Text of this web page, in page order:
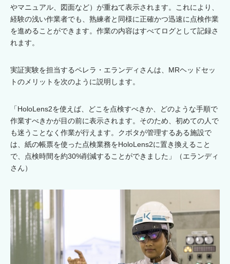
やマニュアル、図面など）が重ねて表示されます。これにより、
経験の浅い作業者でも、熟練者と同様に正確かつ迅速に点検作業
を進めることができます。作業の内容はすべてログとして記録さ
れます。
実証実験を担当するペレラ・エランディさんは、MRヘッドセッ
トのメリットを次のように説明します。
「HoloLens2を使えば、どこを点検すべきか、どのような手順で
作業すべきかが目の前に表示されます。そのため、初めての人で
も迷うことなく作業が行えます。クボタが管理するある施設で
は、紙の帳票を使った点検業務をHoloLens2に置き換えること
で、点検時間を約30%削減することができました」（エランディ
さん）